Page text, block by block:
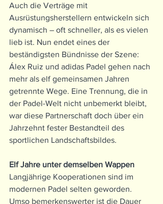
Auch die Verträge mit
Ausrüstungsherstellern entwickeln sich
dynamisch – oft schneller, als es vielen
lieb ist. Nun endet eines der
beständigsten Bündnisse der Szene:
Álex Ruiz und adidas Padel gehen nach
mehr als elf gemeinsamen Jahren
getrennte Wege. Eine Trennung, die in
der Padel-Welt nicht unbemerkt bleibt,
war diese Partnerschaft doch über ein
Jahrzehnt fester Bestandteil des
sportlichen Landschaftsbildes.
Elf Jahre unter demselben Wappen
Langjährige Kooperationen sind im
modernen Padel selten geworden.
Umso bemerkenswerter ist die Dauer